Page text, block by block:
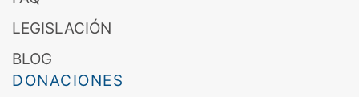
LEGISLACIÓN
BLOG
DONACIONES